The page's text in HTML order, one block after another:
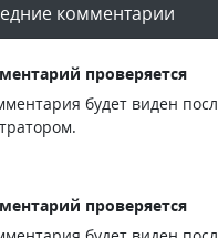
комментарии
проверяется
будет виден
проверяется